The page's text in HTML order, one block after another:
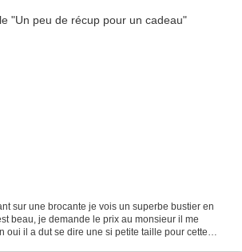
sur une brocante je vois un superbe bustier en
beau, je demande le prix au monsieur il me
oui il a dut se dire une si petite taille pour cette